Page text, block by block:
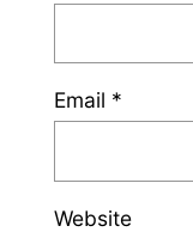
Email *
Website